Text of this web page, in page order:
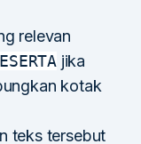
relevan
jika
kotak
teks tersebut